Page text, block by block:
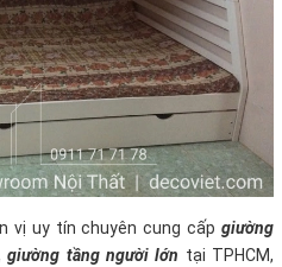
vị uy tín chuyên cung cấp giường
giường tầng người lớn tại TPHCM,